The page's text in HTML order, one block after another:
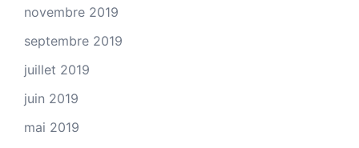
novembre 2019
septembre 2019
juillet 2019
juin 2019
mai 2019